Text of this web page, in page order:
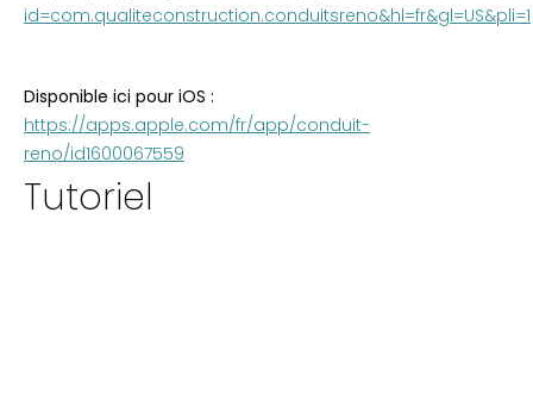
id=com.qualiteconstruction.conduitsreno&hl=fr&gl=US&pli=1
Disponible ici pour iOS :
https://apps.apple.com/fr/app/conduit-
reno/id1600067559
Tutoriel